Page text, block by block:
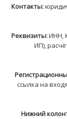
Контакты:
Реквизиты:ИНН,
ИП),
ссылка на
Нижний